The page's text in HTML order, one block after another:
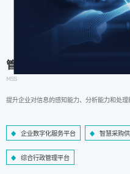
管理信息系统
MSS
提升企业对信息的感知能力、分析能力和处
企业数字化服务平台 智慧采购
综合行政管理平台